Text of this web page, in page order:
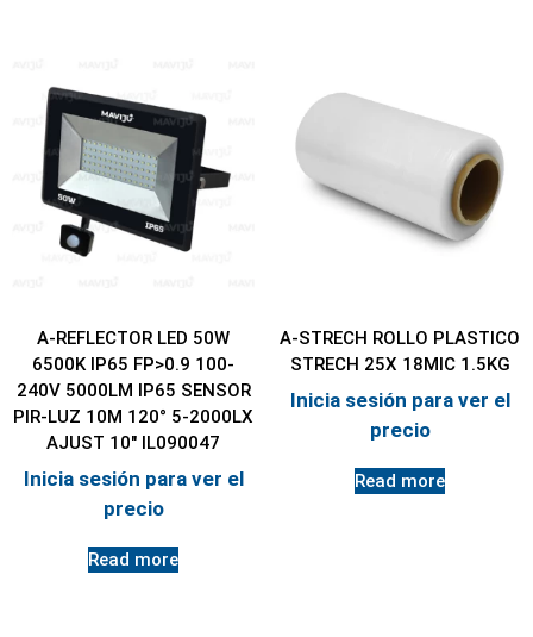
A-REFLECTOR LED 50W
6500K IP65 FP>0.9 100-
240V 5000LM IP65 SENSOR
PIR-LUZ 10M 120° 5-2000LX
AJUST 10″ IL090047
Inicia sesión para ver el
precio
Read more
A-STRECH ROLLO PLASTICO
STRECH 25X 18MIC 1.5KG
Inicia sesión para ver el
precio
Read more